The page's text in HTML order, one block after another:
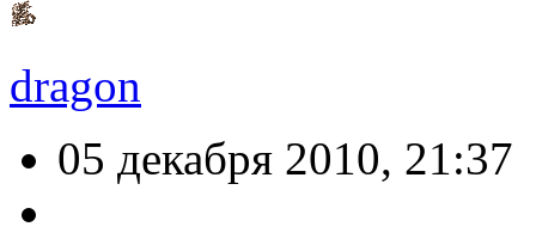
dragon
05 декабря 2010, 21:37